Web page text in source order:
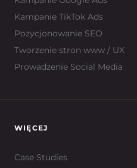
Kampanie TikTok Ads
Pozycjonowanie SEO
Tworzenie stron www / UX
Prowadzenie Social Media
WIĘCEJ
Case Studies